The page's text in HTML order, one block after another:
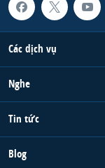
Các dịch vụ
Nghe
Tin tức
Blog